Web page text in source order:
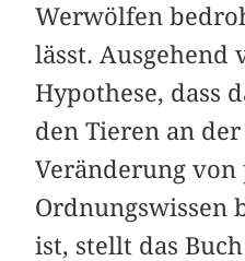
Werwölfen
lässt. Ausgehend
Hypothese, dass
den Tieren an
Veränderung
Ordnungswissen
ist, stellt das